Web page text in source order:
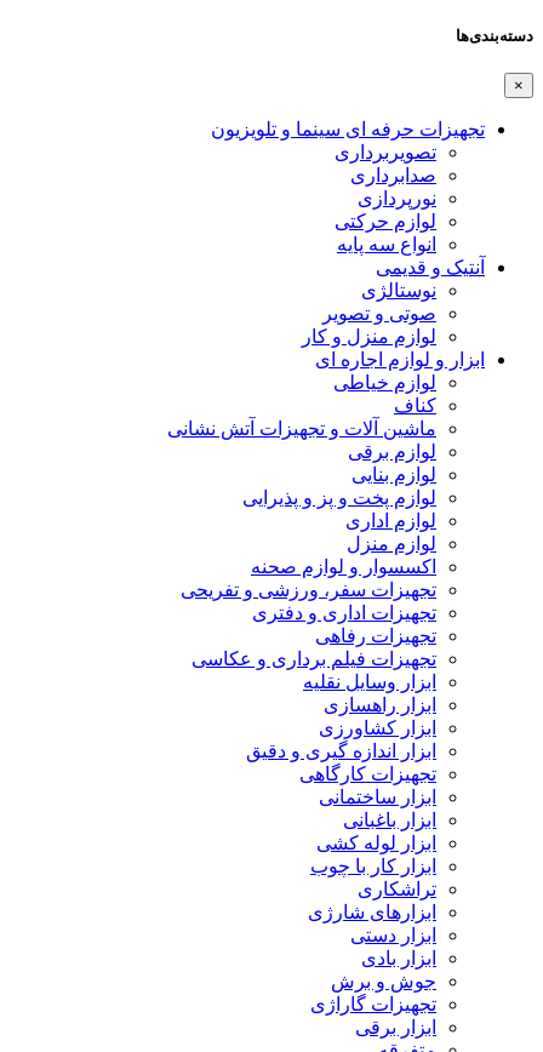
دسته‌بندی‌ها
×
تجهیزات حرفه ای سینما و تلویزیون
تصویربرداری
صدابرداری
نورپردازی
لوازم حرکتی
انواع سه پایه
آنتیک و قدیمی
نوستالژی
صوتی و تصویر
لوازم منزل و کار
ابزار و لوازم اجاره ای
لوازم خیاطی
کناف
ماشین آلات و تجهیزات آتش نشانی
لوازم برقی
لوازم بنایی
لوازم پخت و پز و پذیرایی
لوازم اداری
لوازم منزل
اکسسوار و لوازم صحنه
تجهیزات سفر، ورزشی و تفریحی
تجهیزات اداری و دفتری
تجهیزات رفاهی
تجهیزات فیلم برداری و عکاسی
ابزار وسایل نقلیه
ابزار راهسازی
ابزار کشاورزی
ابزار اندازه گیری و دقیق
تجهیزات کارگاهی
ابزار ساختمانی
ابزار باغبانی
ابزار لوله کشی
ابزار کار با چوب
تراشکاری
ابزارهای شارژی
ابزار دستی
ابزار بادی
جوش و برش
تجهیزات گاراژی
ابزار برقی